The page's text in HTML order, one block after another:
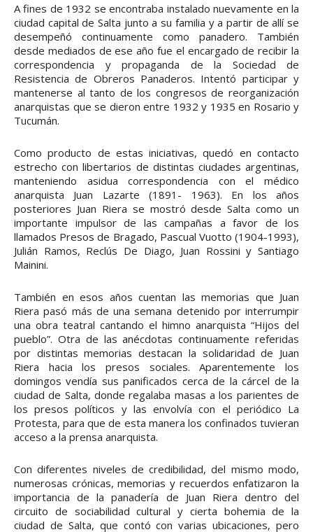
A fines de 1932 se encontraba instalado nuevamente en la
ciudad capital de Salta junto a su familia y a partir de allí se
desempeñó continuamente como panadero. También
desde mediados de ese año fue el encargado de recibir la
correspondencia y propaganda de la Sociedad de
Resistencia de Obreros Panaderos. Intentó participar y
mantenerse al tanto de los congresos de reorganización
anarquistas que se dieron entre 1932 y 1935 en Rosario y
Tucumán.
Como producto de estas iniciativas, quedó en contacto
estrecho con libertarios de distintas ciudades argentinas,
manteniendo asidua correspondencia con el médico
anarquista Juan Lazarte (1891- 1963). En los años
posteriores Juan Riera se mostró desde Salta como un
importante impulsor de las campañas a favor de los
llamados Presos de Bragado, Pascual Vuotto (1904-1993),
Julián Ramos, Reclús De Diago, Juan Rossini y Santiago
Mainini.
También en esos años cuentan las memorias que Juan
Riera pasó más de una semana detenido por interrumpir
una obra teatral cantando el himno anarquista “Hijos del
pueblo”. Otra de las anécdotas continuamente referidas
por distintas memorias destacan la solidaridad de Juan
Riera hacia los presos sociales. Aparentemente los
domingos vendía sus panificados cerca de la cárcel de la
ciudad de Salta, donde regalaba masas a los parientes de
los presos políticos y las envolvía con el periódico La
Protesta, para que de esta manera los confinados tuvieran
acceso a la prensa anarquista.
Con diferentes niveles de credibilidad, del mismo modo,
numerosas crónicas, memorias y recuerdos enfatizaron la
importancia de la panadería de Juan Riera dentro del
circuito de sociabilidad cultural y cierta bohemia de la
ciudad de Salta, que contó con varias ubicaciones, pero